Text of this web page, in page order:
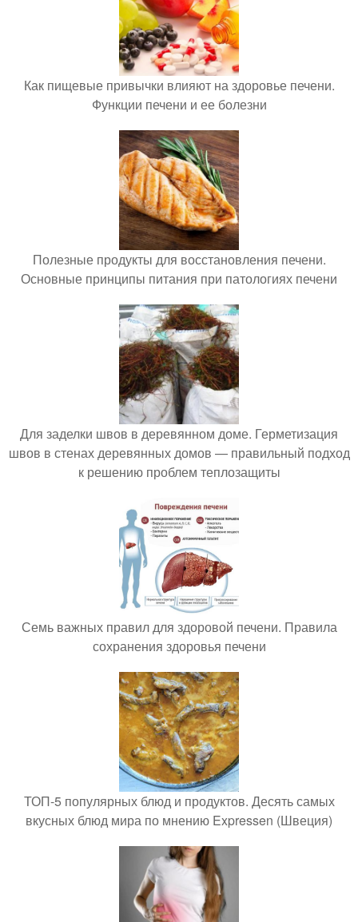
Как пищевые привычки влияют на здоровье печени.
Функции печени и ее болезни
Полезные продукты для восстановления печени.
Основные принципы питания при патологиях печени
Для заделки швов в деревянном доме. Герметизация
швов в стенах деревянных домов — правильный подход
к решению проблем теплозащиты
Семь важных правил для здоровой печени. Правила
сохранения здоровья печени
ТОП-5 популярных блюд и продуктов. Десять самых
вкусных блюд мира по мнению Expressen (Швеция)